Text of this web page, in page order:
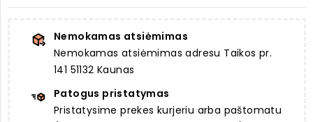
Nemokamas atsiėmimas
Nemokamas atsiėmimas adresu Taikos pr.
141 51132 Kaunas
Patogus pristatymas
Pristatysime prekes kurjeriu arba paštomatu